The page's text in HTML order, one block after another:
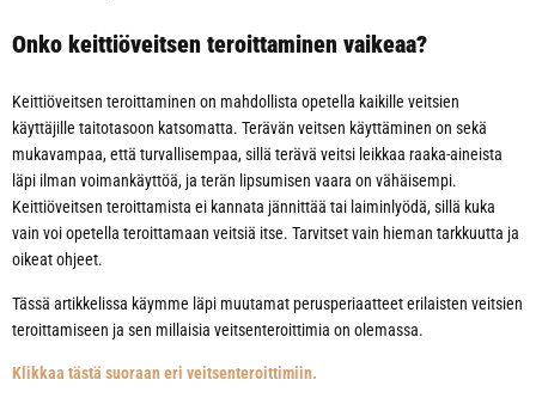
Onko keittiöveitsen teroittaminen vaikeaa?
Keittiöveitsen teroittaminen on mahdollista opetella kaikille veitsien
käyttäjille taitotasoon katsomatta. Terävän veitsen käyttäminen on sekä
mukavampaa, että turvallisempaa, sillä terävä veitsi leikkaa raaka-aineista
läpi ilman voimankäyttöä, ja terän lipsumisen vaara on vähäisempi.
Keittiöveitsen teroittamista ei kannata jännittää tai laiminlyödä, sillä kuka
vain voi opetella teroittamaan veitsiä itse. Tarvitset vain hieman tarkkuutta ja
oikeat ohjeet.
Tässä artikkelissa käymme läpi muutamat perusperiaatteet erilaisten veitsien
teroittamiseen ja sen millaisia veitsenteroittimia on olemassa.
Klikkaa tästä suoraan eri veitsenteroittimiin.